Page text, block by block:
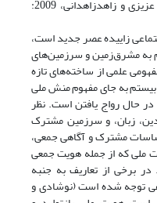
به فراموشی سپرده می‌شود (کلانتری، عزیزی و زاهدزاهدانی، 2009:
زاییده عصر جدید است،
به مشرق‌زمین و سرزمین‌های
علمی از ساخته‌های تازه‌
به جای مفهوم منش ملی
در حال رواج یافتن است. نظر
زبان، و سرزمین مشترک
مشترک و آگاهی جمعی،
ملی که از جمله هویت جمعی
برخی از تعاریف به جنبه
توجه شده است (نوشادی و